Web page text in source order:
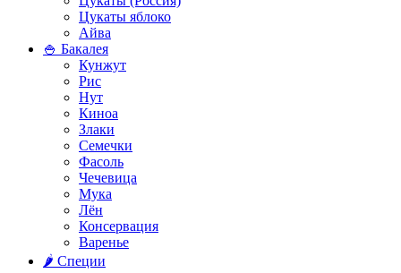
Цукаты яблоко
Айва
🍚 Бакалея
Кунжут
Рис
Нут
Киноа
Злаки
Семечки
Фасоль
Чечевица
Мука
Лён
Консервация
Варенье
🌶️ Специи